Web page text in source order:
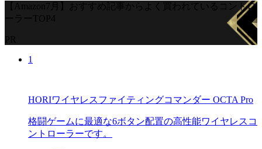
【Amazon7月】おすすめ記事からよく買われているコントロ
ーラーTOP4
PR
1
HORIワイヤレスファイティングコマンダー OCTA Pro
格闘ゲームに最適な6ボタン配置の高性能ワイヤレスコ
ントローラーです。